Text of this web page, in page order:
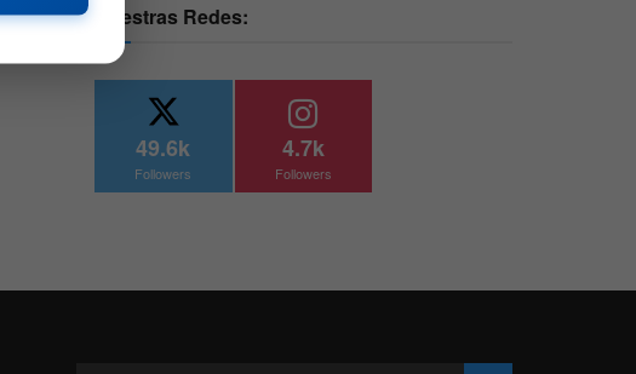
Nuestras Redes:
49.6k
Followers
4.7k
Followers